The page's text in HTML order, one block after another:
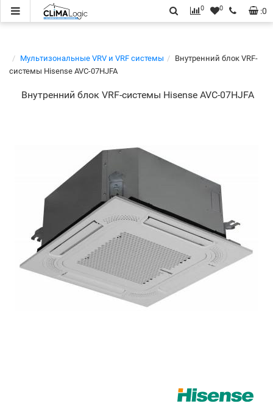
:0
0 0
Мультизональные VRV и VRF системы
Внутренний блок VRF-
системы Hisense AVC-07HJFA
Внутренний блок VRF-системы Hisense AVC-07HJFA